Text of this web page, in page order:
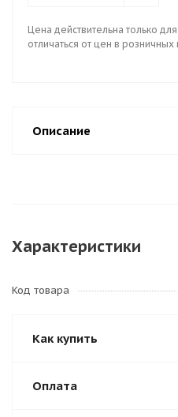
Цена действительна только
отличаться от цен в розничных
Описание
Характеристики
Код товара
Как купить
Оплата